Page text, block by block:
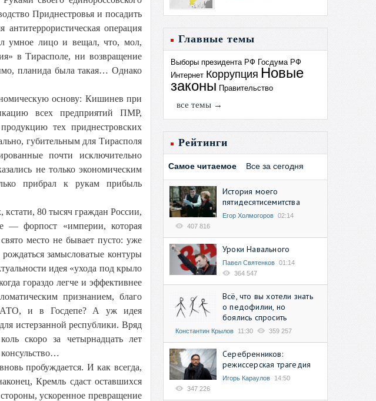
Приднестровья и посадить
операция
умное лицо и вещал, что, мол,
в Тирасполе, ни возвращение
планида была такая… Однако
основу: Кишинев при
всех предприятий ПМР,
тех приднестровских
губительным для Тирасполя
почти исключительно
не только экономическим
прибрал к рукам прибыль
кстати, 80 тысяч граждан России,
— форпост «империи, которая
место не бывает пусто: уже
замысловатые контуры
идея «ухода под крыло
гораздо легче и эффективнее
признанием, благо
НАТО, и в Госдепе? А уж идея
истерзанной республики. Вряд
скоро за четырнадцать лет
пробуждается. И как всегда,
Кремль сдаст оставшихся
ускоренное превращение
Главные темы
Выборы президента РФ Госдума РФ
Интернет Коррупция Новые
законы Правительство
все темы →
Рейтинги
Самое читаемое Все за сегодня
История моего
пятидесятисемитства
Егор Холмогоров 02:14
407 816
Уроки Навального
Павел Святенков 01:14
364 547
Всё, что вы хотели знать
о педофилии, но
боялись спросить
Константин Крылов 11:30 359 257
Серебренников:
режиссерская трагедия
Игорь Караулов
14:50
347 226